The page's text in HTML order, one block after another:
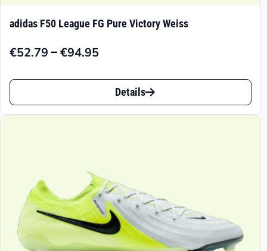
adidas F50 League FG Pure Victory Weiss
€52.79 –€94.95
Preisspanne:
€94.95
Dieses
Produkt
Die
Optionen
Details